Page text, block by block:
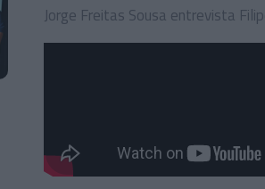
Jorge Freitas Sousa entrevista